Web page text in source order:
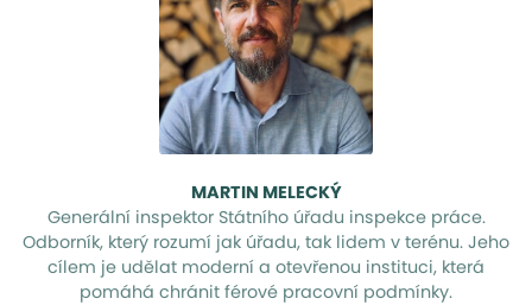
MARTIN MELECKÝ
Generální inspektor Státního úřadu inspekce práce.
Odborník, který rozumí jak úřadu, tak lidem v terénu. Jeho
cílem je udělat moderní a otevřenou instituci, která
pomáhá chránit férové pracovní podmínky.